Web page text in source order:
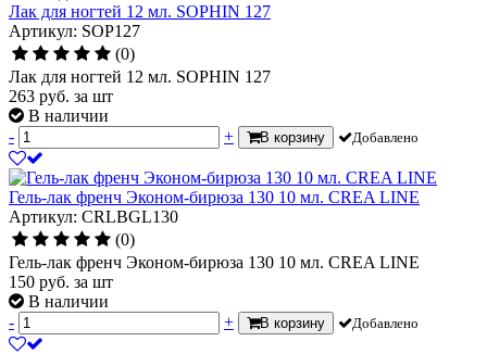
Лак для ногтей 12 мл. SOPHIN 127
Артикул: SOP127
(0)
Лак для ногтей 12 мл. SOPHIN 127
263 руб. за шт
В наличии
-
+ В корзину Добавлено
Гель-лак френч Эконом-бирюза 130 10 мл. CREA LINE
Артикул: CRLBGL130
(0)
Гель-лак френч Эконом-бирюза 130 10 мл. CREA LINE
150 руб. за шт
В наличии
-
+ В корзину Добавлено